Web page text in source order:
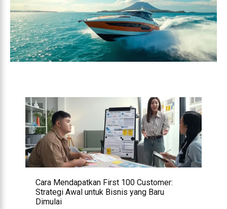
Cara Mendapatkan First 100 Customer:
Strategi Awal untuk Bisnis yang Baru
Dimulai